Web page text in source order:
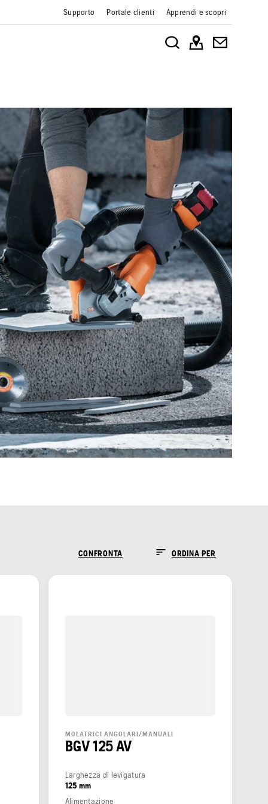
Supporto Portale clienti Apprendi e scopri
CONFRONTA ORDINA PER
MOLATRICI ANGOLARI/MANUALI
BGV 125 AV
Larghezza di levigatura
125 mm
Alimentazione